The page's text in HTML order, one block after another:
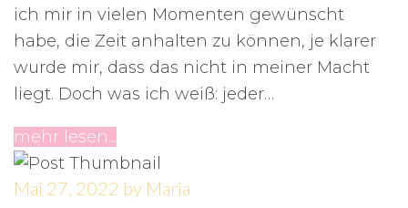
ich mir in vielen Momenten gewünscht
habe, die Zeit anhalten zu können, je klarer
wurde mir, dass das nicht in meiner Macht
liegt. Doch was ich weiß: jeder…
mehr lesen...
Mai 27, 2022 by Maria